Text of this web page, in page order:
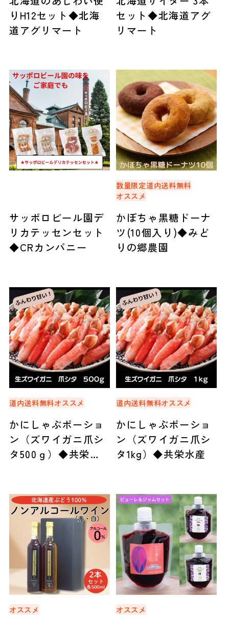
りH12セット◆北海
道アグリマート
セット◆北海道アグ
リマート
サッポロビール園デ
リカテッセンセット
◆CRカンパニー
数量限定道内送料無料
オススメ
かぼちゃ黒糖ドーナ
ツ(10個入り)◆みど
りの郷農園
道内送料無料オススメ
かにしゃぶポーショ
ン（ズワイガニ爪シ
タ500ｇ）◆共栄水
道内送料無料オススメ
かにしゃぶポーショ
ン（ズワイガニ爪シ
タ1kg）◆共栄水産
オススメ オススメ